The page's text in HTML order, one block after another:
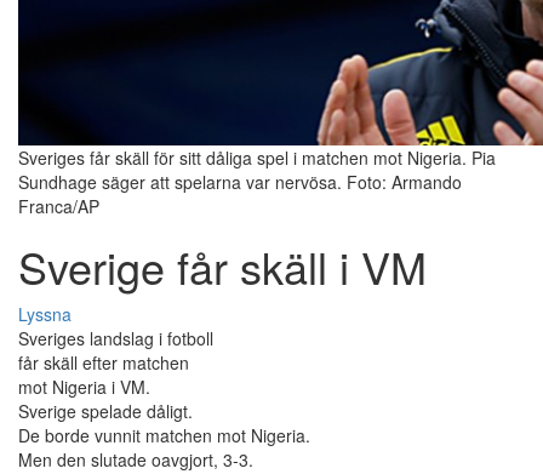
Sveriges får skäll för sitt dåliga spel i matchen mot Nigeria. Pia
Sundhage säger att spelarna var nervösa. Foto: Armando
Franca/AP
Sverige får skäll i VM
Lyssna
Sveriges landslag i fotboll
får skäll efter matchen
mot Nigeria i VM.
Sverige spelade dåligt.
De borde vunnit matchen mot Nigeria.
Men den slutade oavgjort, 3-3.